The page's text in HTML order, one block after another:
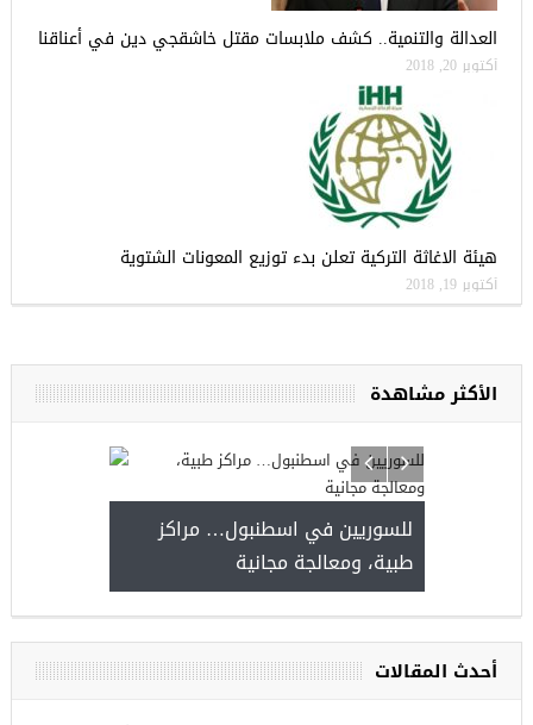
العدالة والتنمية.. كشف ملابسات مقتل خاشقجي دين في أعناقنا
أكتوبر 20, 2018
هيئة الاغاثة التركية تعلن بدء توزيع المعونات الشتوية
أكتوبر 19, 2018
الأكثر مشاهدة
مجموعة فرص عمل للسوريين في